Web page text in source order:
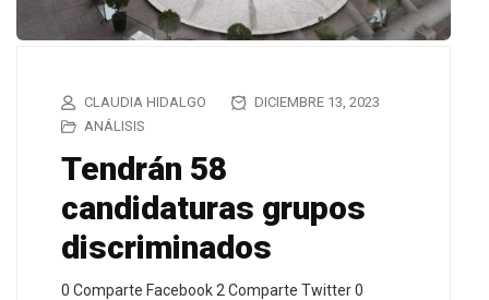
CLAUDIA HIDALGO
DICIEMBRE 13, 2023
ANÁLISIS
Tendrán 58
candidaturas grupos
discriminados
0 Comparte Facebook 2 Comparte Twitter 0